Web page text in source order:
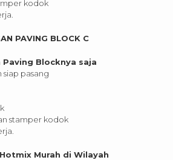
kodok
PAVING BLOCK C
Paving Blocknya saja
siap pasang
stamper kodok
Murah di Wilayah